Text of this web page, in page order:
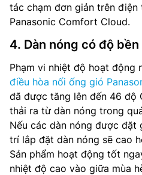
tác chạm đơn giản trên điện
Panasonic Comfort Cloud.
4. Dàn nóng có độ bền
Phạm vi nhiệt độ hoạt động
điều hòa nối ống gió
đã được tăng lên đến 46 độ
thải ra từ dàn nóng trong
Nếu các dàn nóng được đặt
trí lắp đặt dàn nóng sẽ cao
Sản phẩm hoạt động tốt
nhiệt độ cao vào giữa mùa